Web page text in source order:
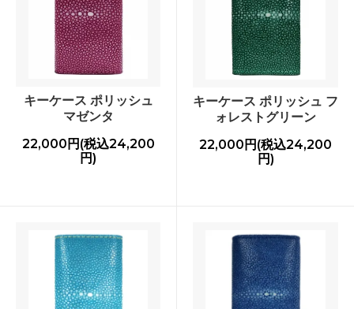
キーケース ポリッシュ
マゼンタ
22,000円(税込24,200
円)
キーケース ポリッシュ フ
ォレストグリーン
22,000円(税込24,200
円)